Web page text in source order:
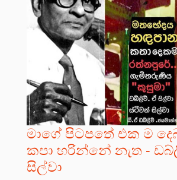
මාගේ පිටපතේ එක ම
කපා හරින්නේ නැත -
සිල්වා